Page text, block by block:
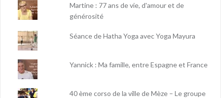
Martine : 77 ans de vie, d'amour et de
générosité
Séance de Hatha Yoga avec Yoga Mayura
Yannick : Ma famille, entre Espagne et France
40 ème corso de la ville de Mèze – Le groupe